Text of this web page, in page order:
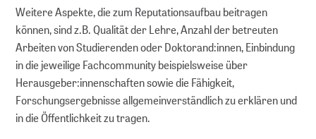
BERATEN
Leitfäden
FAQs
Weitere Aspekte, die zum Reputationsaufbau beitragen
können, sind z.B. Qualität der Lehre, Anzahl der betreuten
Arbeiten von Studierenden oder Doktorand:innen, Einbindung
in die jeweilige Fachcommunity beispielsweise über
Herausgeber:innenschaften sowie die Fähigkeit,
Forschungsergebnisse allgemeinverständlich zu erklären und
in die Öffentlichkeit zu tragen.